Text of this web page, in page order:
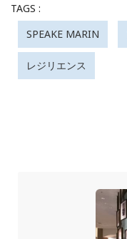
TAGS :
SPEAKE MARIN
レジリエンス